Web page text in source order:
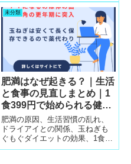
起こす「IT眼症」にはタッピン
グすればすぐに改善。
未分類
肥満はなぜ起きる？｜生活
と食事の見直しまとめ｜1
食399円で始められる健康
食と“玉ねぎもぐもぐダイ
エット”の効果
肥満の原因、生活習慣の乱れ、
ドライアイとの関係、玉ねぎも
ぐもぐダイエットの効果、1食
399円で始められる健康食まで、